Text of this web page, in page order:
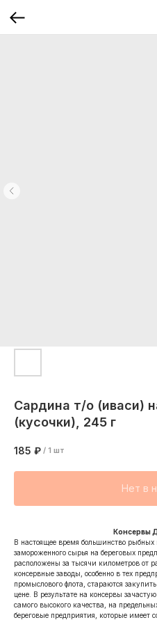
Сардина т/о (иваси)
(кусочки), 245 г
185 ₽ / 1 шт
Нет в
Консервы
В настоящее время большинство рыбных
замороженного сырья на береговых
расположены за тысячи километров от
консервные заводы, особенно в тех
промыслового флота, стараются
цене. В результате на консервы
самого высокого качества, на
береговые предприятия, которые имеет